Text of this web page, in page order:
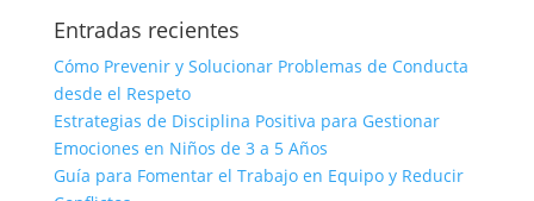
Entradas recientes
Cómo Prevenir y Solucionar Problemas de Conducta
desde el Respeto
Estrategias de Disciplina Positiva para Gestionar
Emociones en Niños de 3 a 5 Años
Guía para Fomentar el Trabajo en Equipo y Reducir